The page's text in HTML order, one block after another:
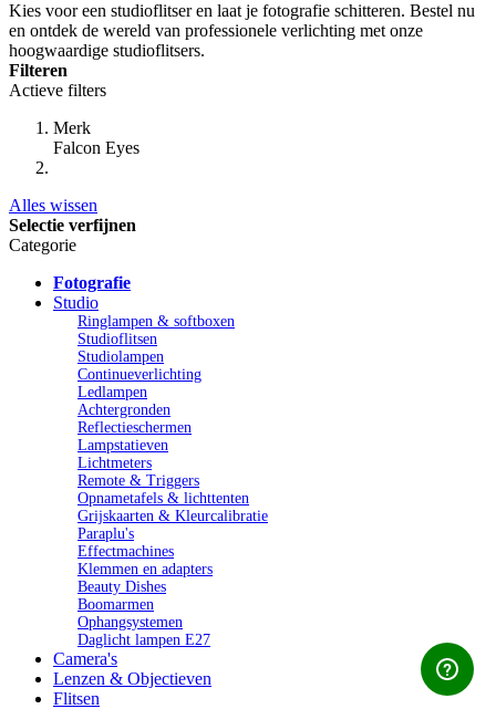
Kies voor een studioflitser en laat je fotografie schitteren. Bestel nu
en ontdek de wereld van professionele verlichting met onze
hoogwaardige studioflitsers.
Filteren
Actieve filters
Merk
Falcon Eyes
Alles wissen
Selectie verfijnen
Categorie
Fotografie
Camera's
Lenzen & Objectieven
Flitsen
Studio
Ringlampen & softboxen
Studioflitsen
Studiolampen
Continueverlichting
Ledlampen
Achtergronden
Reflectieschermen
Lampstatieven
Lichtmeters
Remote & Triggers
Opnametafels & lichttenten
Grijskaarten & Kleurcalibratie
Paraplu's
Effectmachines
Klemmen en adapters
Beauty Dishes
Boomarmen
Ophangsystemen
Daglicht lampen E27